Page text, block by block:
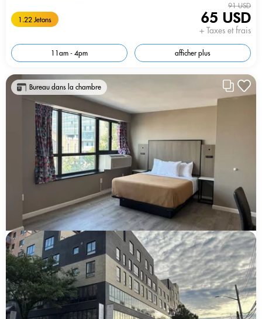
1.22 Jetons
91 USD
65 USD
+ Taxes et frais
11am - 4pm afficher plus
Bureau dans la chambre